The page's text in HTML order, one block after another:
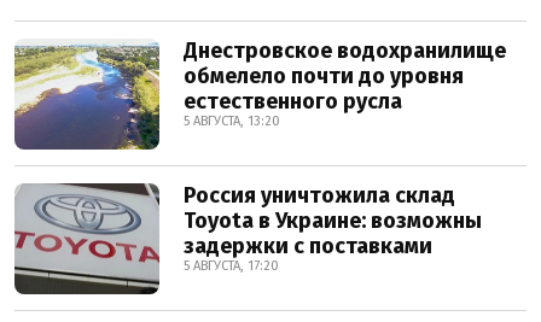
Днестровское водохранилище
обмелело почти до уровня
естественного русла
5 АВГУСТА, 13:20
Россия уничтожила склад
Toyota в Украине: возможны
задержки с поставками
5 АВГУСТА, 17:20